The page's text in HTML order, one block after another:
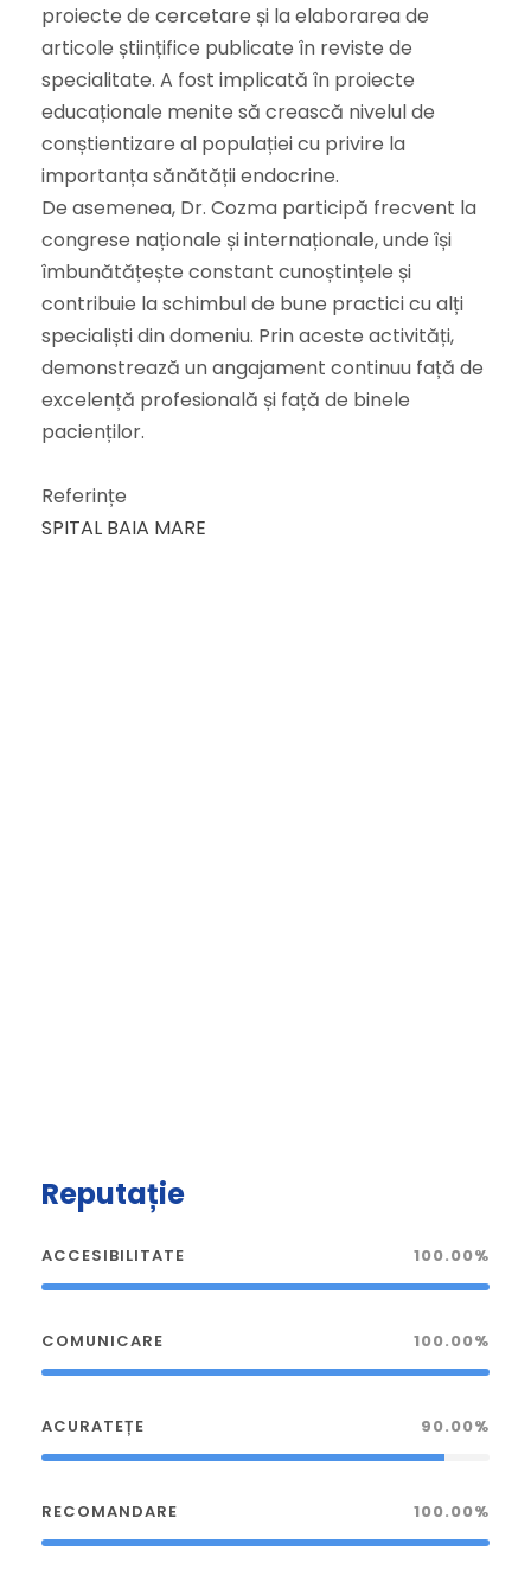
proiecte de cercetare și la elaborarea de
articole științifice publicate în reviste de
specialitate. A fost implicată în proiecte
educaționale menite să crească nivelul de
conștientizare al populației cu privire la
importanța sănătății endocrine.
De asemenea, Dr. Cozma participă frecvent la
congrese naționale și internaționale, unde își
îmbunătățește constant cunoștințele și
contribuie la schimbul de bune practici cu alți
specialiști din domeniu. Prin aceste activități,
demonstrează un angajament continuu față de
excelență profesională și față de binele
pacienților.
Referințe
SPITAL BAIA MARE
Reputație
ACCESIBILITATE 100.00%
COMUNICARE 100.00%
ACURATEȚE 90.00%
RECOMANDARE 100.00%